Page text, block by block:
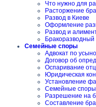
Что нужно для
Расторжение
Развод в Киеве
Оформление
Развод и
Семейные споры
Адвокат по
Договор об
Оспаривание
Юридическая
Установление
Семейные споры
Разрешение на
Составление